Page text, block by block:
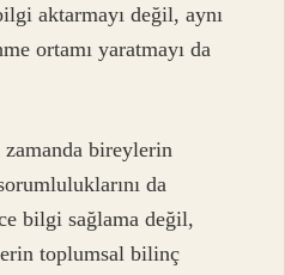
aktarmayı değil, aynı
ortamı yaratmayı da
zamanda bireylerin
da
bilgi sağlama değil,
toplumsal bilinç